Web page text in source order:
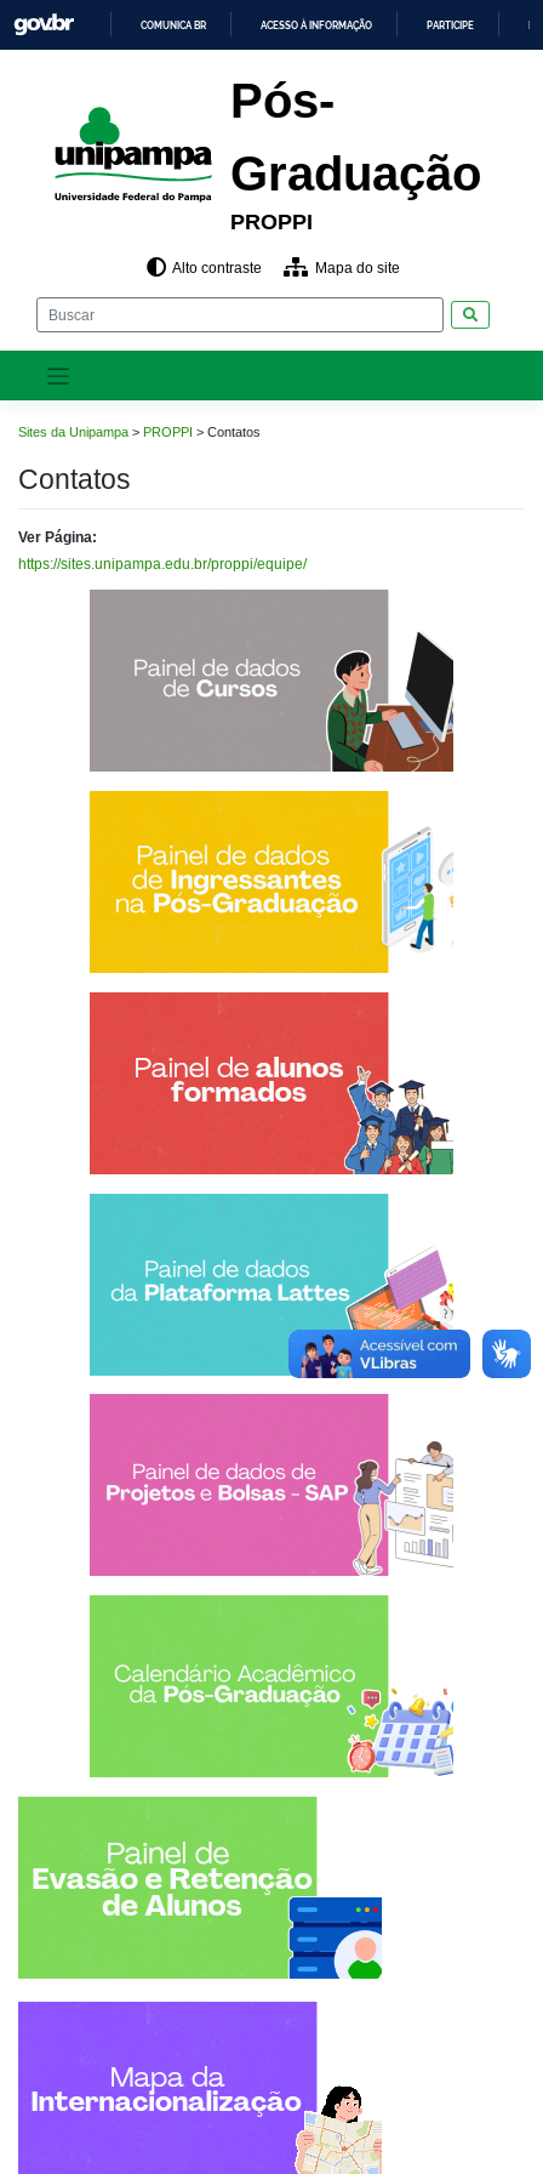
para
o
O
CONTEÚDO
COMUNICA BR ACESSO À INFORMAÇÃO PARTICIPE
Pós-
Graduação
PROPPI
Alto contraste Mapa do site
Sites da Unipampa > PROPPI > Contatos
Contatos
Ver Página:
https://sites.unipampa.edu.br/proppi/equipe/